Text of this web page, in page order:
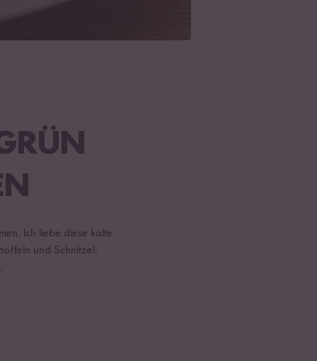
Ich liebe diese kalte
und Schnitzel,